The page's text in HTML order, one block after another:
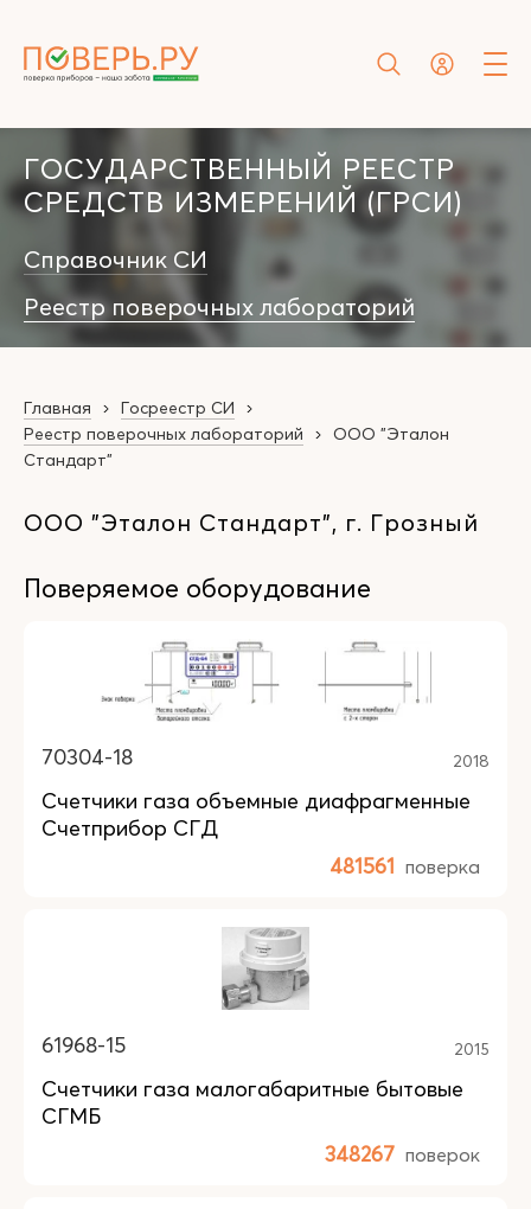
ГОСУДАРСТВЕННЫЙ РЕЕСТР
СРЕДСТВ ИЗМЕРЕНИЙ (ГРСИ)
Справочник СИ
Реестр поверочных лабораторий
Главная
Госреестр СИ
Реестр поверочных лабораторий
ООО "Эталон
Стандарт"
ООО "Эталон Стандарт", г. Грозный
Поверяемое оборудование
70304-18 2018
Счетчики газа объемные диафрагменные
Счетприбор СГД
481561 поверка
61968-15 2015
Счетчики газа малогабаритные бытовые
СГМБ
348267 поверок